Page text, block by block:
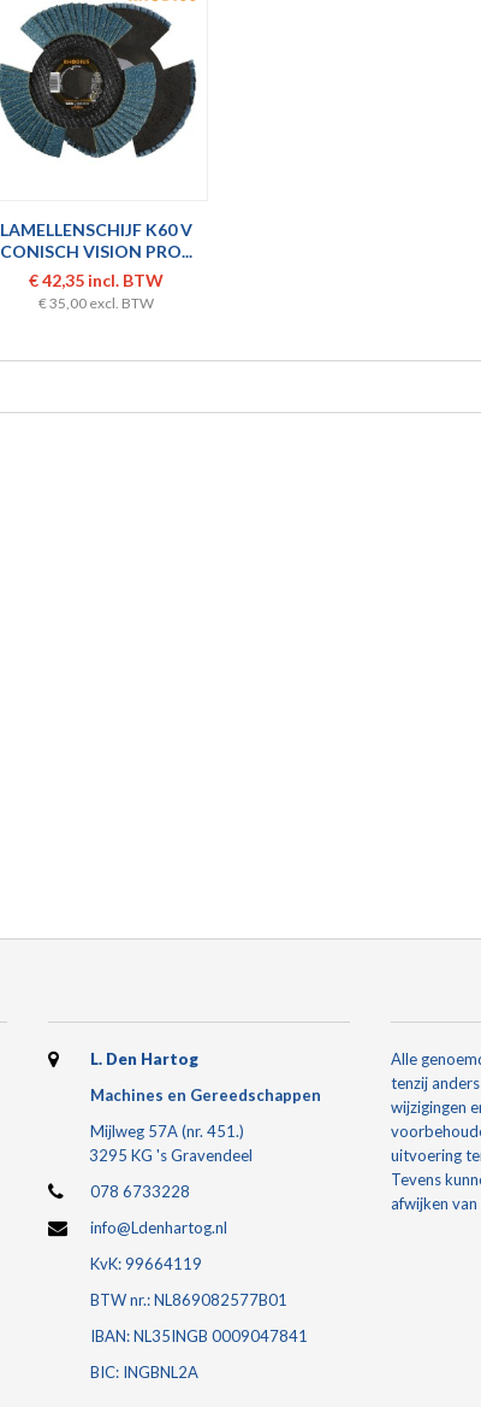
LAMELLENSCHIJF K60 V
CONISCH VISION PRO...
€ 42,35 incl. BTW
€ 35,00 excl. BTW
L. Den Hartog
Machines en Gereedschappen
Mijlweg 57A (nr. 451.)
3295 KG 's Gravendeel
078 6733228
info@Ldenhartog.nl
KvK: 99664119
BTW nr.: NL869082577B01
IBAN: NL35INGB 0009047841
BIC: INGBNL2A
Alle
tenzij
wijzigingen
uitvoering
Tevens
afwijken